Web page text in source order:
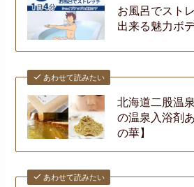
お風呂でスト
出来る魅力ボ
あわせて読みたい
北海道二股温
の温泉入浴剤
の華】
あわせて読みたい